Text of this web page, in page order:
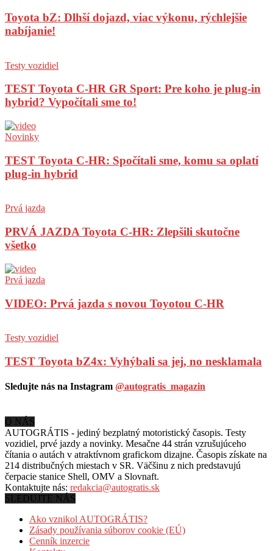
Toyota bZ: Dlhší dojazd, viac výkonu, rýchlejšie
nabíjanie!
Testy vozidiel
TEST Toyota C-HR GR Sport: Pre koho je plug-in
hybrid? Vypočítali sme to!
Novinky
TEST Toyota C-HR: Spočítali sme, komu sa oplatí
plug-in hybrid
Prvá jazda
PRVÁ JAZDA Toyota C-HR: Zlepšili skutočne
všetko
Prvá jazda
VIDEO: Prvá jazda s novou Toyotou C-HR
Testy vozidiel
TEST Toyota bZ4x: Vyhýbali sa jej, no nesklamala
Sledujte nás na Instagram @autogratis_magazin
O NÁS
AUTOGRÁTIS - jediný bezplatný motoristický časopis. Testy
vozidiel, prvé jazdy a novinky. Mesačne 44 strán vzrušujúceho
čítania o autách v atraktívnom grafickom dizajne. Časopis získate na
214 distribučných miestach v SR. Väčšinu z nich predstavujú
čerpacie stanice Shell, OMV a Slovnaft.
Kontaktujte nás: redakcia@autogratis.sk
SLEDUJTE NÁS
Ako vznikol AUTOGRÁTIS?
Zásady používania súborov cookie (EÚ)
Cenník inzercie